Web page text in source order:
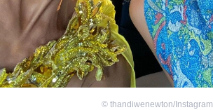
© thandiwenewton/Instagram